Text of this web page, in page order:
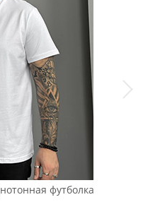
футболка